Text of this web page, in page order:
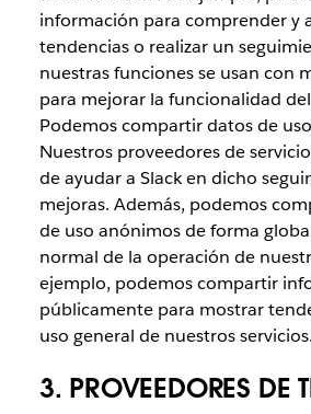
información para comprender y
tendencias o realizar un
nuestras funciones se usan con
para mejorar la funcionalidad
Podemos compartir datos de
Nuestros proveedores de
de ayudar a Slack en dicho
mejoras. Además, podemos
de uso anónimos de forma
normal de la operación de
ejemplo, podemos compartir
públicamente para mostrar
uso general de nuestros servicios.
3. PROVEEDORES DE